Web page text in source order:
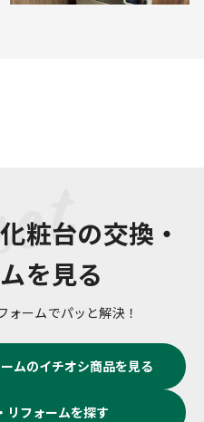
粧台の交換・
を見る
ォームでパッと解決！
ムのイチオシ商品を見る
リフォームを探す